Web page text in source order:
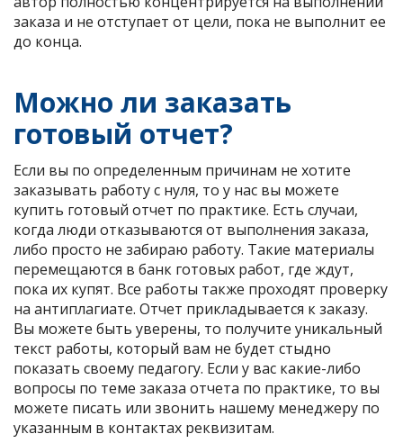
заказа и не отступает от цели, пока не выполнит ее
до конца.
Можно ли заказать
готовый отчет?
Если вы по определенным причинам не хотите
заказывать работу с нуля, то у нас вы можете
купить готовый отчет по практике. Есть случаи,
когда люди отказываются от выполнения заказа,
либо просто не забираю работу. Такие материалы
перемещаются в банк готовых работ, где ждут,
пока их купят. Все работы также проходят проверку
на антиплагиате. Отчет прикладывается к заказу.
Вы можете быть уверены, то получите уникальный
текст работы, который вам не будет стыдно
показать своему педагогу. Если у вас какие-либо
вопросы по теме заказа отчета по практике, то вы
можете писать или звонить нашему менеджеру по
указанным в контактах реквизитам.